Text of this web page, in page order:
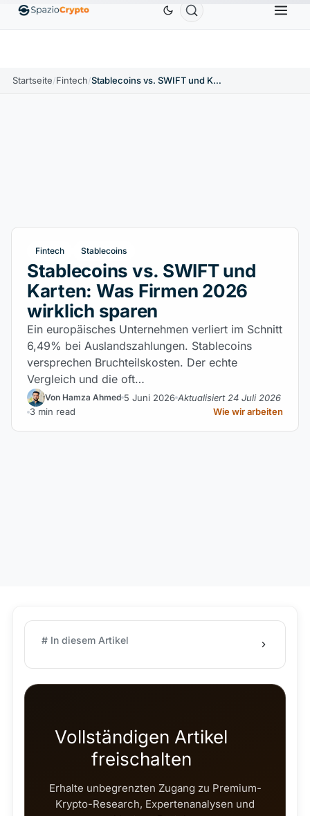
EthereumETH1.880,58 $ Tether USDT0,9991 $ BNBBNB
Startseite/Fintech/ Stablecoins vs. SWIFT und Karten: Was Firmen 2026 wirklich sparen
Fintech Stablecoins
Stablecoins vs. SWIFT und
Karten: Was Firmen 2026
wirklich sparen
Ein europäisches Unternehmen verliert im Schnitt
6,49% bei Auslandszahlungen. Stablecoins
versprechen Bruchteilskosten. Der echte
Vergleich und die oft…
Von Hamza Ahmed 5 Juni 2026 Aktualisiert 24 Juli 2026
3 min read
Wie wir arbeiten
# In diesem Artikel
Vollständigen Artikel
freischalten
Erhalte unbegrenzten Zugang zu Premium-
Krypto-Research, Expertenanalysen und